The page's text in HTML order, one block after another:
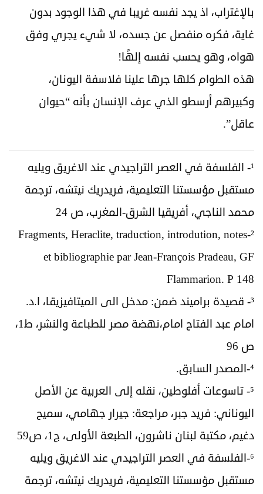
بالإغتراب، اذ يجد نفسه غريبا في هذا الوجود بدون
غاية، فكره منفصل عن جسده، لا شيء يجري وفق
هواه، وهو يحسب نفسه إلهًا!
هذه الطوام كلها جرها علينا فلاسفة اليونان،
وكبيرهم أرسطو الذي عرف الإنسان بأنه “حيوان
عاقل”.
¹- الفلسفة في العصر التراجيدي عند الاغريق ويليه
مستقبل مؤسستنا التعليمية، فريدريك نيتشه، ترجمة
محمد الناجي، أفريقيا الشرق-المغرب، ص 24
²-Fragments, Heraclite, traduction, introdution, notes
et bibliographie par Jean-François Pradeau, GF
Flammarion. P 148
³- قصيدة براميند ضمن: مدخل الى الميتافيزيقا، ا.د.
امام عبد الفتاح امام،نهضة مصر للطباعة والنشر، ط1،
ص 96
⁴-المصدر السابق.
⁵- تاسوعات أفلوطين، نقله إلى العربية عن الأصل
اليوناني: فريد جبر، مراجعة: جيرار جهامي، سميح
دغيم، مكتبة لبنان ناشرون، الطبعة الأولى، ج1، ص59
⁶-الفلسفة في العصر التراجيدي عند الاغريق ويليه
مستقبل مؤسستنا التعليمية، فريدريك نيتشه، ترجمة